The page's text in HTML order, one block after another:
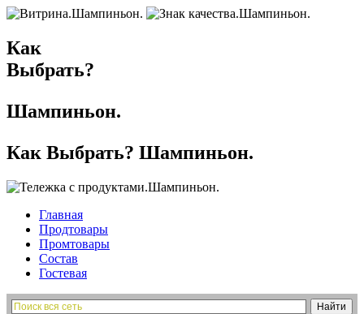
Как
Выбрать?
Шампиньон.
Как Выбрать? Шампиньон.
Главная
Продтовары
Промтовары
Состав
Гостевая